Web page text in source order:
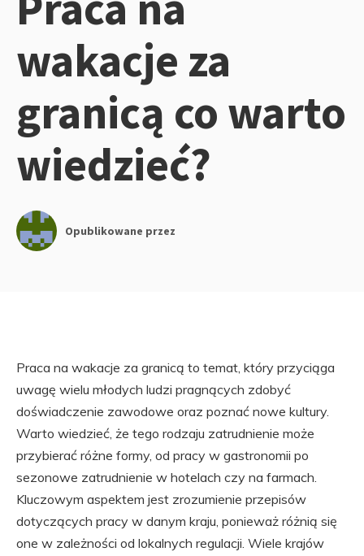
wakacje za
granicą co warto
wiedzieć?
Opublikowane przez
Praca na wakacje za granicą to temat, który przyciąga
uwagę wielu młodych ludzi pragnących zdobyć
doświadczenie zawodowe oraz poznać nowe kultury.
Warto wiedzieć, że tego rodzaju zatrudnienie może
przybierać różne formy, od pracy w gastronomii po
sezonowe zatrudnienie w hotelach czy na farmach.
Kluczowym aspektem jest zrozumienie przepisów
dotyczących pracy w danym kraju, ponieważ różnią się
one w zależności od lokalnych regulacji. Wiele krajów